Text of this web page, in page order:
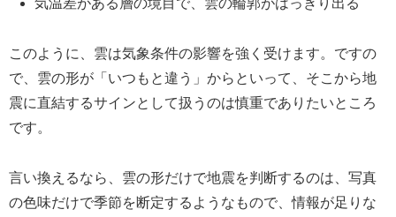
気温差がある層の境目で、雲の輪郭がはっきり出る
このように、雲は気象条件の影響を強く受けます。ですの
で、雲の形が「いつもと違う」からといって、そこから地
震に直結するサインとして扱うのは慎重でありたいところ
です。
言い換えるなら、雲の形だけで地震を判断するのは、写真
の色味だけで季節を断定するようなもので、情報が足りな